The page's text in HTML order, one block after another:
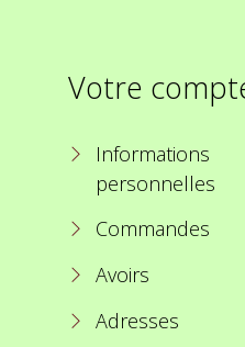
Votre
Informations
personnelles
Commandes
Avoirs
Adresses